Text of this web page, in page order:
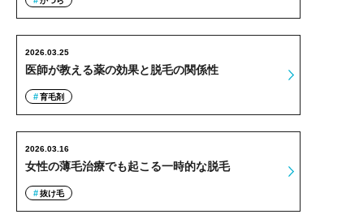
医師が教える薬の効果と脱毛の関係性
2026.03.25
育毛剤
女性の薄毛治療でも起こる一時的な脱毛
2026.03.16
抜け毛